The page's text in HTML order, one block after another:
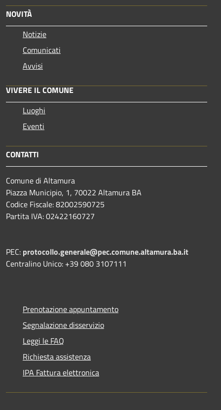
NOVITÀ
Notizie
Comunicati
Avvisi
VIVERE IL COMUNE
Luoghi
Eventi
CONTATTI
Comune di Altamura
Piazza Municipio, 1, 70022 Altamura BA
Codice Fiscale: 82002590725
Partita IVA: 02422160727
PEC: protocollo.generale@pec.comune.altamura.ba.it
Centralino Unico: +39 080 3107111
Prenotazione appuntamento
Segnalazione disservizio
Leggi le FAQ
Richiesta assistenza
IPA Fattura elettronica